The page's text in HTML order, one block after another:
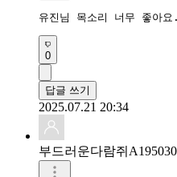
유진님 목소리 너무 좋아
0
답글 쓰기
2025.07.21 20:34
부드러운다람쥐A195030